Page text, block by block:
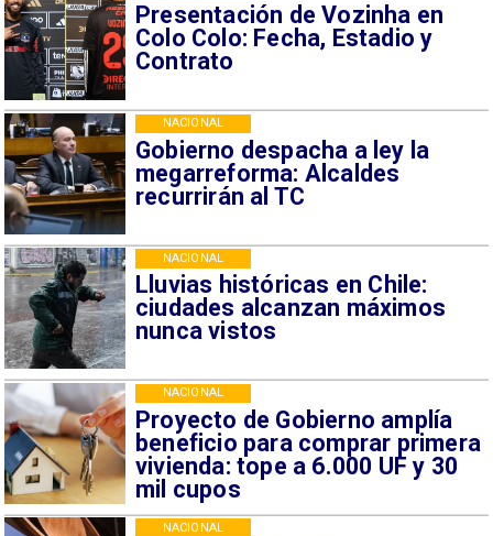
Presentación de Vozinha en
Colo Colo: Fecha, Estadio y
Contrato
Gobierno despacha a ley la
megarreforma: Alcaldes
recurrirán al TC
NACIONAL
Lluvias históricas en Chile:
ciudades alcanzan máximos
nunca vistos
NACIONAL
Proyecto de Gobierno amplía
beneficio para comprar primera
vivienda: tope a 6.000 UF y 30
mil cupos
NACIONAL
NACIONAL